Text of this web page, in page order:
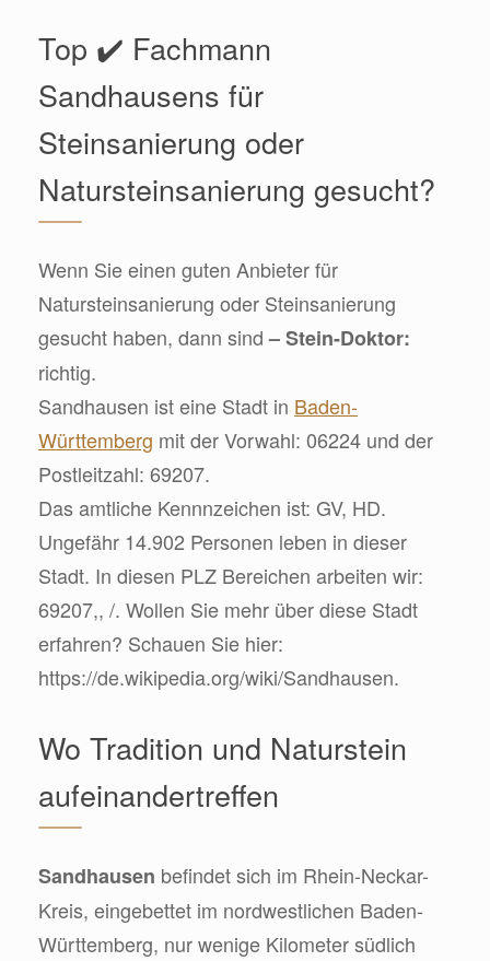
Top ✔️ Fachmann
Sandhausens für
Steinsanierung oder
Natursteinsanierung gesucht?
Wenn Sie einen guten Anbieter für
Natursteinsanierung oder Steinsanierung
gesucht haben, dann sind– Stein-Doktor:
richtig.
Sandhausen ist eine Stadt in Baden-
Württemberg mit der Vorwahl: 06224 und der
Postleitzahl: 69207.
Das amtliche Kennnzeichen ist: GV, HD.
Ungefähr 14.902 Personen leben in dieser
Stadt. In diesen PLZ Bereichen arbeiten wir:
69207,, /. Wollen Sie mehr über diese Stadt
erfahren? Schauen Sie hier:
https://de.wikipedia.org/wiki/Sandhausen.
Wo Tradition und Naturstein
aufeinandertreffen
Sandhausen befindet sich im Rhein-Neckar-
Kreis, eingebettet im nordwestlichen Baden-
Württemberg, nur wenige Kilometer südlich